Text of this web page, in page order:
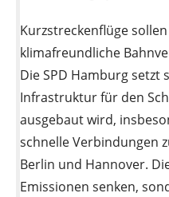
Kurzstreckenflüge
klimafreundliche
Die SPD Hamburg setzt
Infrastruktur für den
ausgebaut wird,
schnelle Verbindungen
Berlin und Hannover.
Emissionen senken,